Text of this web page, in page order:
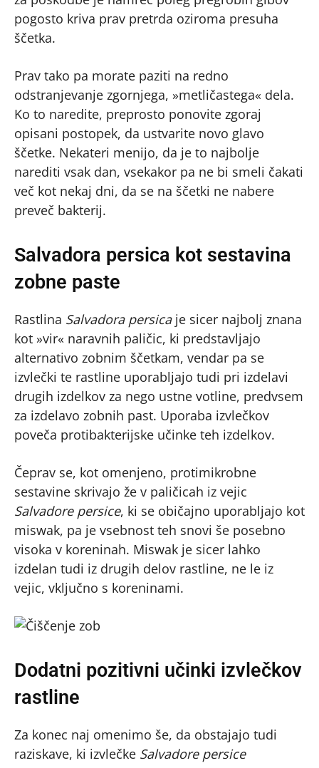
pogosto kriva prav pretrda oziroma presuha
ščetka.
Prav tako pa morate paziti na redno
odstranjevanje zgornjega, »metličastega« dela.
Ko to naredite, preprosto ponovite zgoraj
opisani postopek, da ustvarite novo glavo
ščetke. Nekateri menijo, da je to najbolje
narediti vsak dan, vsekakor pa ne bi smeli čakati
več kot nekaj dni, da se na ščetki ne nabere
preveč bakterij.
Salvadora persica kot sestavina
zobne paste
Rastlina Salvadora persicaje sicer najbolj znana
kot »vir« naravnih paličic, ki predstavljajo
alternativo zobnim ščetkam, vendar pa se
izvlečki te rastline uporabljajo tudi pri izdelavi
drugih izdelkov za nego ustne votline, predvsem
za izdelavo zobnih past. Uporaba izvlečkov
poveča protibakterijske učinke teh izdelkov.
Čeprav se, kot omenjeno, protimikrobne
sestavine skrivajo že v paličicah iz vejic
Salvadore persice, ki se običajno uporabljajo kot
miswak, pa je vsebnost teh snovi še posebno
visoka v koreninah. Miswak je sicer lahko
izdelan tudi iz drugih delov rastline, ne le iz
vejic, vključno s koreninami.
Dodatni pozitivni učinki izvlečkov
rastline
Za konec naj omenimo še, da obstajajo tudi
raziskave, ki izvlečke Salvadore persice